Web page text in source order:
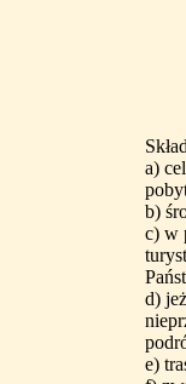
a)
b)
c) w
d)
e)